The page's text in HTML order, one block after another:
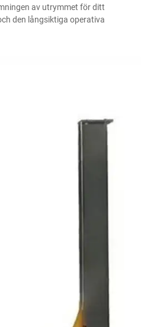
av utrymmet för ditt
den långsiktiga operativa